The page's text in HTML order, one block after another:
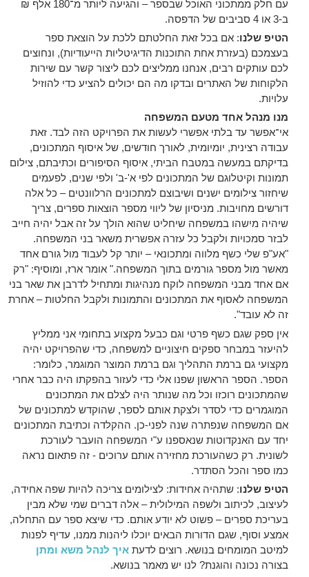
עם חלק ממתכוני האוכל שבספר – והגיעה ליותר מ־180 אלף ₪
ב-3 או 4 סביבים של הדפסה.
הטיפ שלנו: אם בכל זאת החלטתם ללכת על הוצאת ספר
בעצמכם (בעזרת אחת התוכנות הדיגיטליות הייעודיות), ונחוצים
לכם עותקים רבים, אנחנו ממליצים לכם ליצור קשר עם שירות
הלקוחות של האתרים ובדקו מה הם יכולים להציע כדי להוזיל
עלויות.
מנו מנהל אחד מטעם המשפחה
אי־אפשר עד בלתי אפשרי לעשות את הפרויקט הזה לבד. זאת
עבודה רצינית, יומיומית, לאורך חודשים, של איסוף המתכונים,
בדיקתם במעשה במטבח הביתי, איסוף הסיפורים וכתיבתם, צילום
תמונות וקיטלוגם של המתכונים לפי א'-ב' ולפי שנים, לפעמים
שיחזור צילומים ישנים ושיבוצם למתכונים הרלוונטים – כל אלה
דורשים מחויבות. מניסיון של ליווי מספר הוצאות ספרים, צריך
שיהיה מישהו במשפחה שיחליט שהוא הולך על זה אבל יהיה חייב
לבזר סמכויות ולקבל כל עזרה אפשרית משאר בני המשפחה.
"אע"פ שלי כשף מלווה ומתכונאי – יותר קל לעבוד מול גורם אחד
מאשר מול מספר גורמים בתוך המשפחה." אומר ארז, ומוסיף: "רק
אם אחד מבני המשפחה לוקח מנהיגות ומתחיל לדרבן את שאר בני
המשפחה לאסוף את המתכונים והתמונות ולקבל החלטות – אחרת
זה לא עובד".
אין ספק שגם כשף פרטי וגם כבעל מקצוע בתחומי אני ממליץ
להיעזר במבחר ספקים חיצוניים למשפחה, כדי שהפרויקט יהיה
מקצועי גם ברמת התהליך וגם ברמת המוצר המוגמר, כלומר:
הספר. הספר הראשון שפנו אלי כדי לעזור בהפקתו היה כבר אחרי
שהמתכונים רוכזו וכל מה שנותר היה לצלם את המתכונים
המוגמרים כדי לסדר ולצקת אותם לספר, שהוקדש למתכונים של
אם המשפחה שנפתרה שנה לפני-כן. ההקלדה וכתיבת המתכונים
יחד עם האנקדוטות שנאספנו ע"י המשפחה הועבר לעורכת
לשונית. רק כשהעורכת מחזירה אותם ערוכים - זה פתאום נראה
כמו ספר והכל הסתדר.
הטיפ שלנו: שתהיה אחידות: לצילומים צריכה להיות שפה אחידה,
לעיצוב, לכיתוב ולשפה המילולית – אלה דברים שמי שלא מבין
בעריכת ספרים – פשוט לא יודע אותם. כדי שיצא ספר עם התחלה,
אמצע וסוף, שגם הדורות הבאים יוכלו ליהנות ממנו, עדיף לפנות
למיטב המומחים בנושא. רוצים לדעת איך לנהל משא ומתן
בצורה נכונה והוגנת? לנו יש מאמר בנושא.